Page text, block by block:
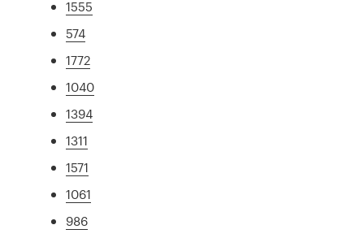
1555
574
1772
1040
1394
1311
1571
1061
986